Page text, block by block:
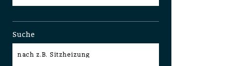
Suche
nach z.B. Sitzheizung